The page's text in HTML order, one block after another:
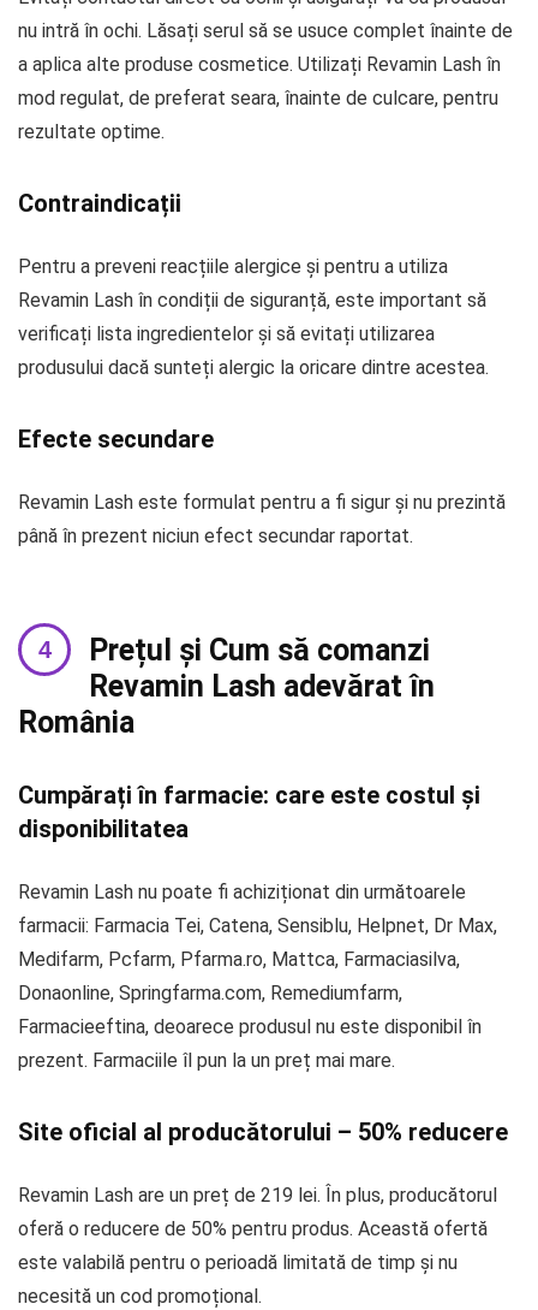
nu intră în ochi. Lăsați serul să se usuce complet înainte de
a aplica alte produse cosmetice. Utilizați Revamin Lash în
mod regulat, de preferat seara, înainte de culcare, pentru
rezultate optime.
Contraindicații
Pentru a preveni reacțiile alergice și pentru a utiliza
Revamin Lash în condiții de siguranță, este important să
verificați lista ingredientelor și să evitați utilizarea
produsului dacă sunteți alergic la oricare dintre acestea.
Efecte secundare
Revamin Lash este formulat pentru a fi sigur și nu prezintă
până în prezent niciun efect secundar raportat.
Prețul și Cum să comanzi
Revamin Lash adevărat în
România
Cumpărați în farmacie: care este costul și
disponibilitatea
Revamin Lash nu poate fi achiziționat din următoarele
farmacii: Farmacia Tei, Catena, Sensiblu, Helpnet, Dr Max,
Medifarm, Pcfarm, Pfarma.ro, Mattca, Farmaciasilva,
Donaonline, Springfarma.com, Remediumfarm,
Farmacieeftina, deoarece produsul nu este disponibil în
prezent. Farmaciile îl pun la un preț mai mare.
Site oficial al producătorului – 50% reducere
Revamin Lash are un preț de 219 lei. În plus, producătorul
oferă o reducere de 50% pentru produs. Această ofertă
este valabilă pentru o perioadă limitată de timp și nu
necesită un cod promoțional.